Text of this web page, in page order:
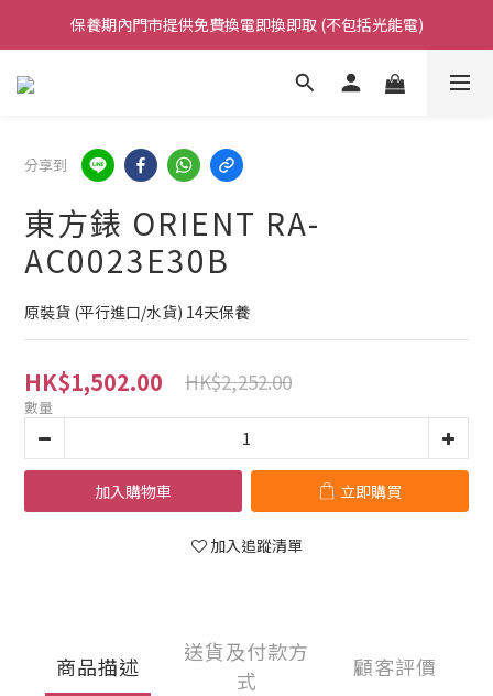
凡購買任何產品滿$500免運費（香港/澳門）
保養期內門市提供免費換電即換即取 (不包括光能電)
凡購買任何產品滿$500免運費（香港/澳門）
分享到
東方錶 ORIENT RA-
AC0023E30B
原裝貨 (平行進口/水貨) 14天保養
HK$1,502.00 HK$2,252.00
數量
加入購物車 立即購買
加入追蹤清單
商品描述
送貨及付款方
式
顧客評價